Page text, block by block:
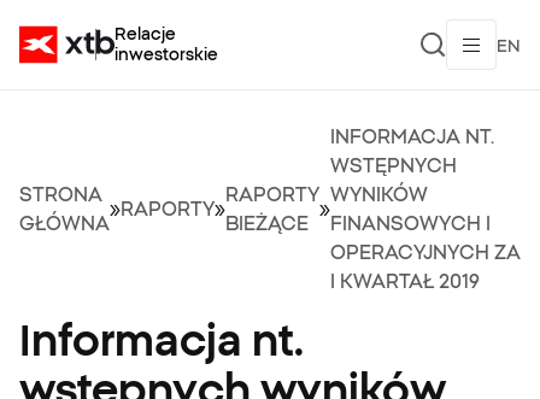
Relacje
inwestorskie
EN
STRONA
GŁÓWNA
»RAPORTY»
RAPORTY
BIEŻĄCE
»
INFORMACJA NT.
WSTĘPNYCH
WYNIKÓW
FINANSOWYCH I
OPERACYJNYCH ZA
I KWARTAŁ 2019
Informacja nt.
wstępnych wyników